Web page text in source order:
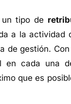
un tipo de
a la actividad
de gestión.
en cada una
que es